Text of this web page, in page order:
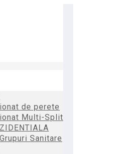
de perete
Multi-Split
Sanitare